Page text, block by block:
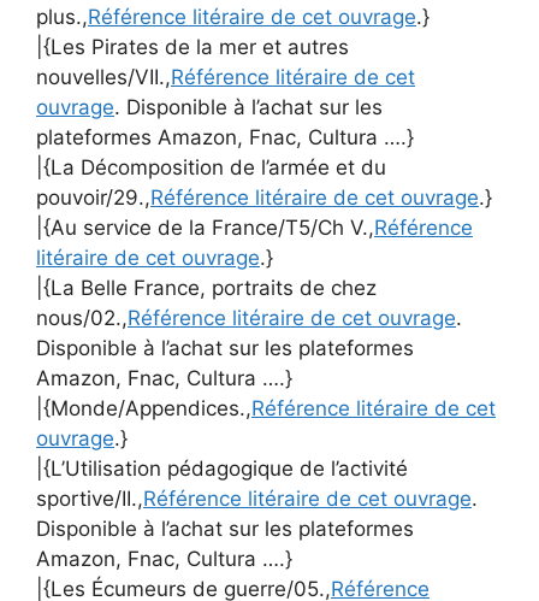
plus.,Référence litéraire de cet ouvrage.}
|{Les Pirates de la mer et autres
nouvelles/VII.,Référence litéraire de cet
ouvrage. Disponible à l’achat sur les
plateformes Amazon, Fnac, Cultura ….}
|{La Décomposition de l’armée et du
pouvoir/29.,Référence litéraire de cet ouvrage.}
|{Au service de la France/T5/Ch V.,Référence
litéraire de cet ouvrage.}
|{La Belle France, portraits de chez
nous/02.,Référence litéraire de cet ouvrage.
Disponible à l’achat sur les plateformes
Amazon, Fnac, Cultura ….}
|{Monde/Appendices.,Référence litéraire de cet
ouvrage.}
|{L’Utilisation pédagogique de l’activité
sportive/II.,Référence litéraire de cet ouvrage.
Disponible à l’achat sur les plateformes
Amazon, Fnac, Cultura ….}
|{Les Écumeurs de guerre/05.,Référence